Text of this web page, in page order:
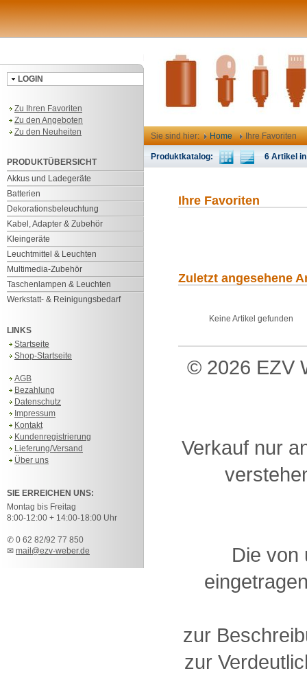
LOGIN
Zu Ihren Favoriten
Zu den Angeboten
Zu den Neuheiten
PRODUKTÜBERSICHT
Akkus und Ladegeräte
Batterien
Dekorationsbeleuchtung
Kabel, Adapter & Zubehör
Kleingeräte
Leuchtmittel & Leuchten
Multimedia-Zubehör
Taschenlampen & Leuchten
Werkstatt- & Reinigungsbedarf
LINKS
Startseite
Shop-Startseite
AGB
Bezahlung
Datenschutz
Impressum
Kontakt
Kundenregistrierung
Lieferung/Versand
Über uns
SIE ERREICHEN UNS:
Montag bis Freitag
8:00-12:00 + 14:00-18:00 Uhr
✆ 0 62 82/92 77 850
✉ mail@ezv-weber.de
Sie sind hier: Home Ihre Favoriten
Produktkatalog: 6 Artikel in
Ihre Favoriten
Zuletzt angesehene
Keine Artikel gefunden
© 2026 EZV
Verkauf nur
Die von
zur
zur